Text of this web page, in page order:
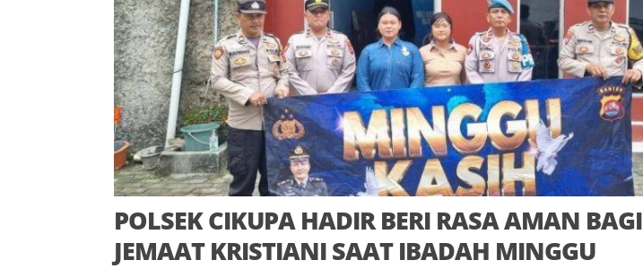
POLSEK CIKUPA HADIR BERI RASA AMAN BAGI
JEMAAT KRISTIANI SAAT IBADAH MINGGU